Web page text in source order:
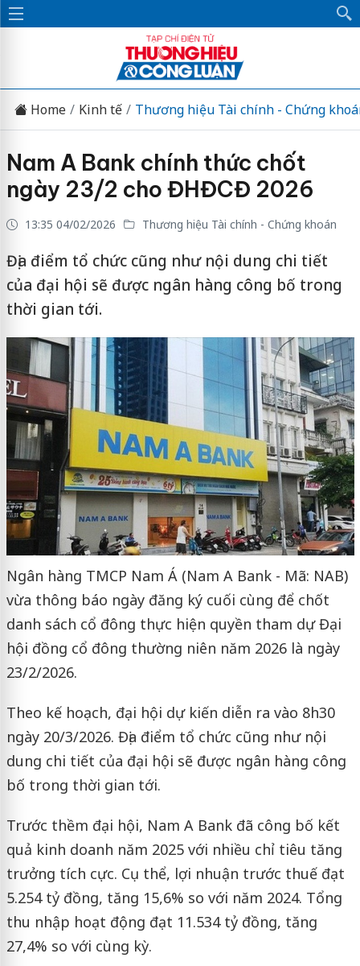
Home Kinh tế Thương hiệu Tài chính - Chứng
Nam A Bank chính thức chốt
ngày 23/2 cho ĐHĐCĐ 2026
13:35 04/02/2026 Thương hiệu Tài chính - Chứng khoán
Địa điểm tổ chức cũng như nội dung chi tiết
của đại hội sẽ được ngân hàng công bố trong
thời gian tới.
Ngân hàng TMCP Nam Á (Nam A Bank - Mã: NAB)
vừa thông báo ngày đăng ký cuối cùng để chốt
danh sách cổ đông thực hiện quyền tham dự Đại
hội đồng cổ đông thường niên năm 2026 là ngày
23/2/2026.
Theo kế hoạch, đại hội dự kiến diễn ra vào 8h30
ngày 20/3/2026. Địa điểm tổ chức cũng như nội
dung chi tiết của đại hội sẽ được ngân hàng công
bố trong thời gian tới.
Trước thềm đại hội, Nam A Bank đã công bố kết
quả kinh doanh năm 2025 với nhiều chỉ tiêu tăng
trưởng tích cực. Cụ thể, lợi nhuận trước thuế đạt
5.254 tỷ đồng, tăng 15,6% so với năm 2024. Tổng
thu nhập hoạt động đạt 11.534 tỷ đồng, tăng
27,4% so với cùng kỳ.